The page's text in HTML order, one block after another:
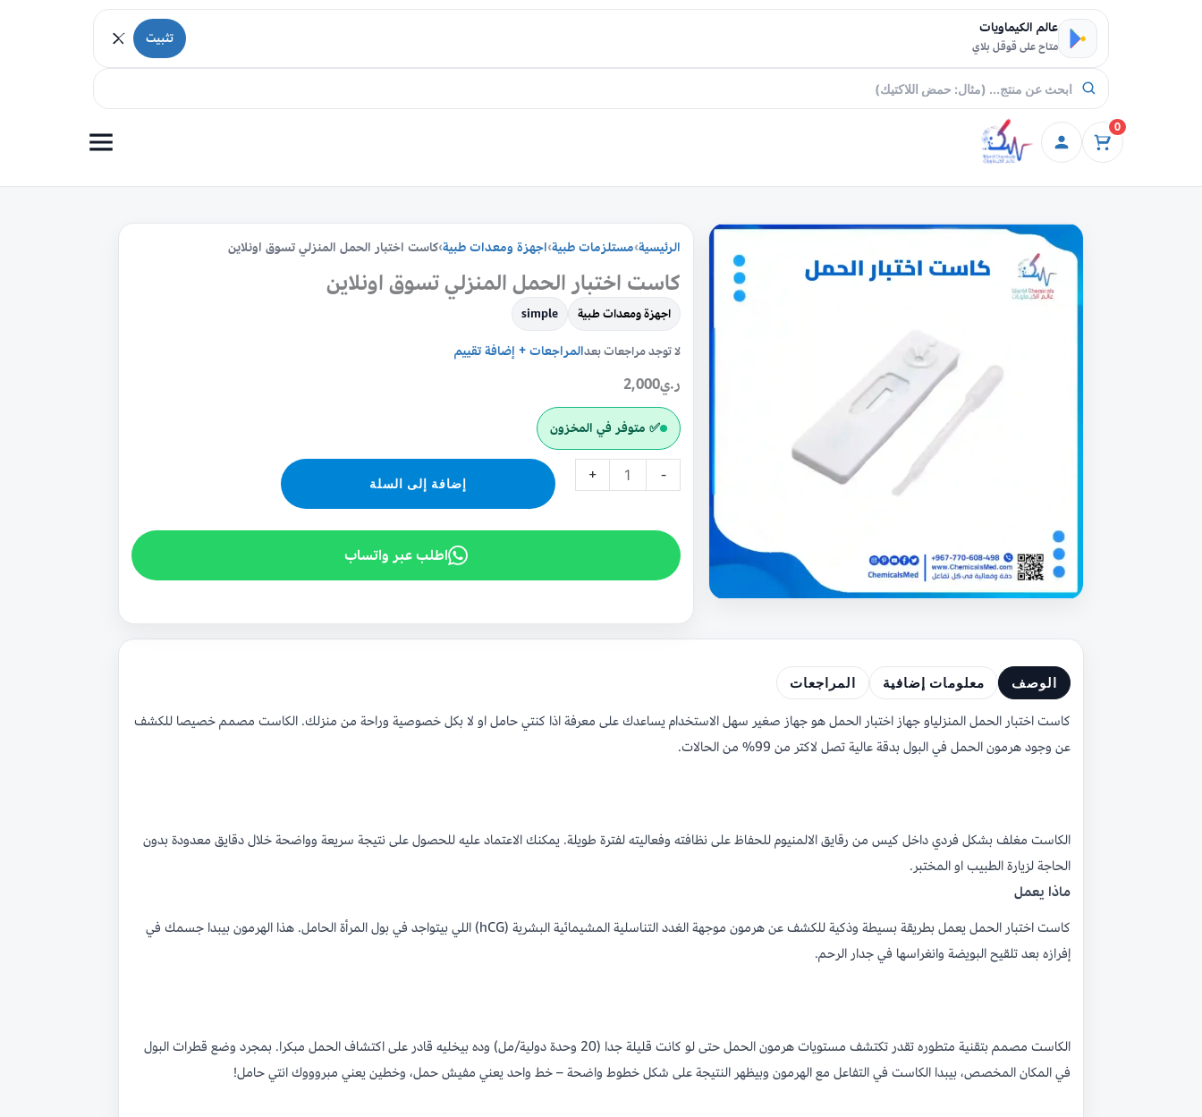
عالم الكيماويات
متاح على قوقل بلاي تثبيت
0
الرئيسية›مستلزمات طبية›اجهزة ومعدات طبية›كاست اختبار الحمل المنزلي تسوق اونلاين
كاست اختبار الحمل المنزلي تسوق اونلاين
اجهزة ومعدات طبية simple
لا توجد مراجعات بعدالمراجعات + إضافة تقييم
ر.ي2,000
✅ متوفر في المخزون
-
كمية
كاست
اختبار
الحمل
المنزلي
تسوق
اونلاين
+ إضافة إلى السلة
اطلب عبر واتساب
الوصف معلومات إضافية المراجعات
كاست اختبار الحمل المنزلياو جهاز اختبار الحمل هو جهاز صغير سهل الاستخدام يساعدك على معرفة اذا كنتي حامل او لا بكل خصوصية وراحة من منزلك. الكاست مصمم خصيصا للكشف
عن وجود هرمون الحمل في البول بدقة عالية تصل لاكتر من 99% من الحالات.
الكاست مغلف بشكل فردي داخل كيس من رقايق الالمنيوم للحفاظ على نظافته وفعاليته لفترة طويلة. يمكنك الاعتماد عليه للحصول على نتيجة سريعة وواضحة خلال دقايق معدودة بدون
الحاجة لزيارة الطبيب او المختبر.
ماذا يعمل
كاست اختبار الحمل يعمل بطريقة بسيطة وذكية للكشف عن هرمون موجهة الغدد التناسلية المشيمائية البشرية (hCG) اللي بيتواجد في بول المرأة الحامل. هذا الهرمون بيبدا جسمك في
إفرازه بعد تلقيح البويضة وانغراسها في جدار الرحم.
الكاست مصمم بتقنية متطوره تقدر تكتشف مستويات هرمون الحمل حتى لو كانت قليلة جدا (20 وحدة دولية/مل) وده بيخليه قادر على اكتشاف الحمل مبكرا. بمجرد وضع قطرات البول
في المكان المخصص، بيبدا الكاست في التفاعل مع الهرمون وبيظهر النتيجة على شكل خطوط واضحة – خط واحد يعني مفيش حمل، وخطين يعني مبروووك انتي حامل!